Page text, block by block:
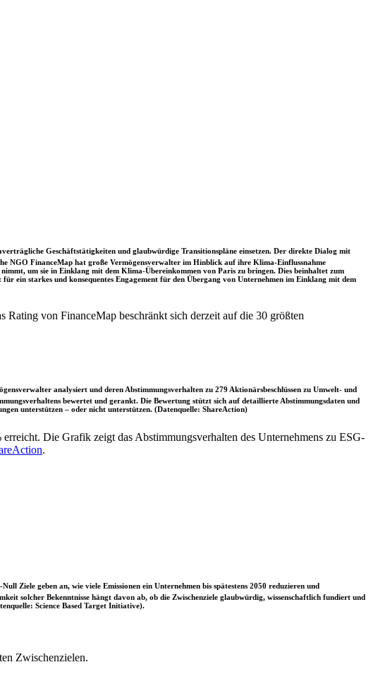
Geschäftstätigkeiten und glaubwürdige Transitionspläne einsetzen. Der direkte Dialog mit
NGO FinanceMap hat große Vermögensverwalter im Hinblick auf ihre Klima-Einflussnahme
um sie in Einklang mit dem Klima-Übereinkommen von Paris zu bringen. Dies beinhaltet zum
ein starkes und konsequentes Engagement für den Übergang von Unternehmen im Einklang mit dem
von FinanceMap beschränkt sich derzeit auf die 30 größten
analysiert und deren Abstimmungsverhalten zu 279 Aktionärsbeschlüssen zu Umwelt- und
bewertet und gerankt. Die Bewertung stützt sich auf detaillierte Abstimmungsdaten und
unterstützen – oder nicht unterstützen. (Datenquelle: ShareAction)
Die Grafik zeigt das Abstimmungsverhalten des Unternehmens zu ESG-
.
Ziele geben an, wie viele Emissionen ein Unternehmen bis spätestens 2050 reduzieren und
solcher Bekenntnisse hängt davon ab, ob die Zwischenziele glaubwürdig, wissenschaftlich fundiert und
Science Based Target Initiative).
Zwischenzielen.